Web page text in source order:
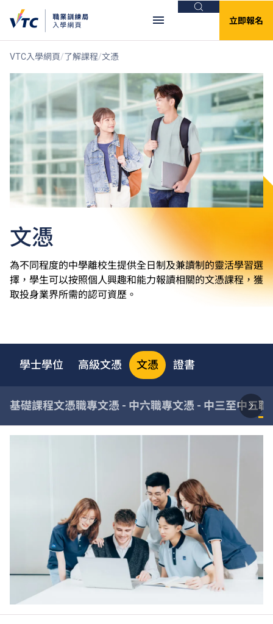
搜尋
立即報名
VTC入學網頁 了解課程 文憑
文憑
為不同程度的中學離校生提供全日制及兼讀制的靈活學習選
擇，學生可以按照個人興趣和能力報讀相關的文憑課程，獲
取投身業界所需的認可資歷。
學士學位 高級文憑 文憑 證書
基礎課程文憑職專文憑 - 中六職專文憑 - 中三至中五職